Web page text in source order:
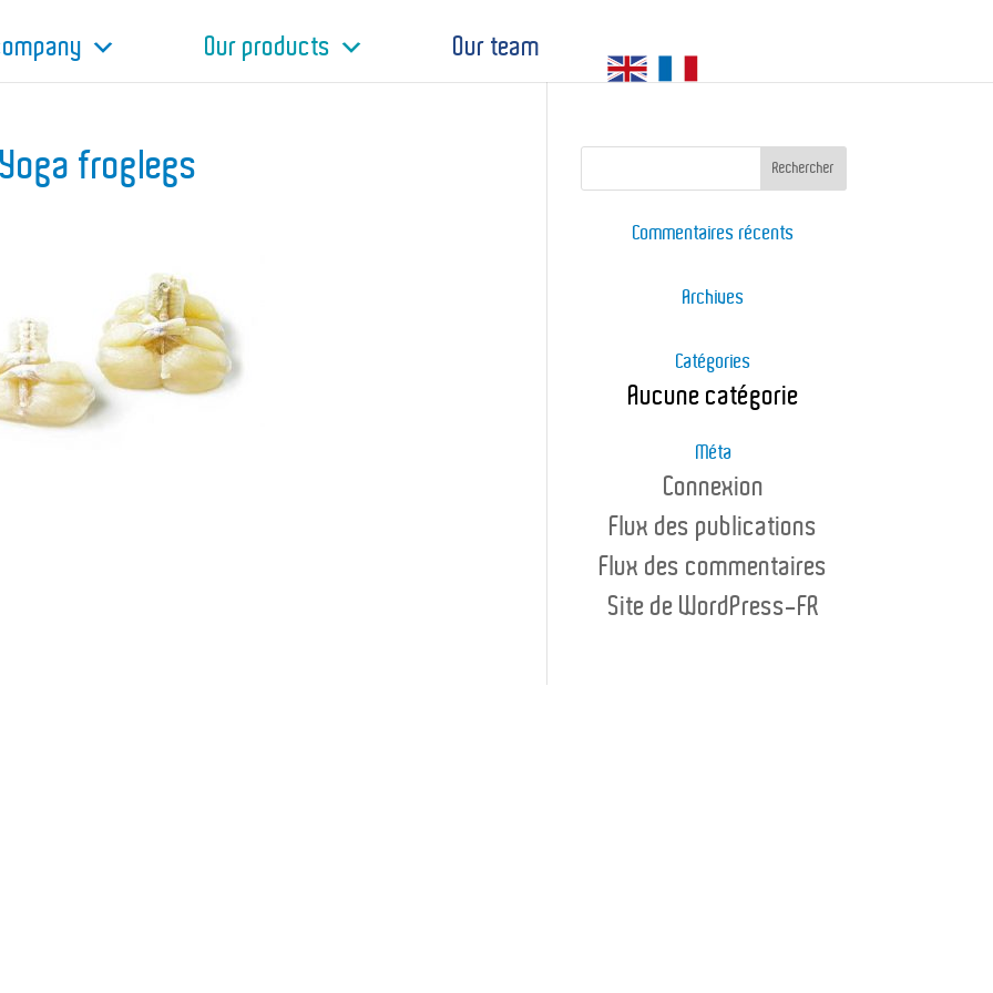
Our products Our team
Yoga froglegs
Commentaires récents
Archives
Catégories
Aucune catégorie
Méta
Connexion
Flux des publications
Flux des commentaires
Site de WordPress-FR